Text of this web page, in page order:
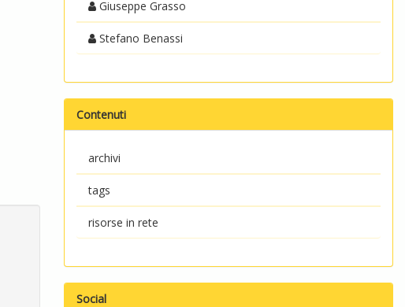
Giuseppe Grasso
Stefano Benassi
Contenuti
archivi
tags
risorse in rete
Social